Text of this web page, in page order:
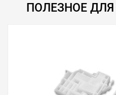
Советы по
службы
ПОЛЕЗНОЕ